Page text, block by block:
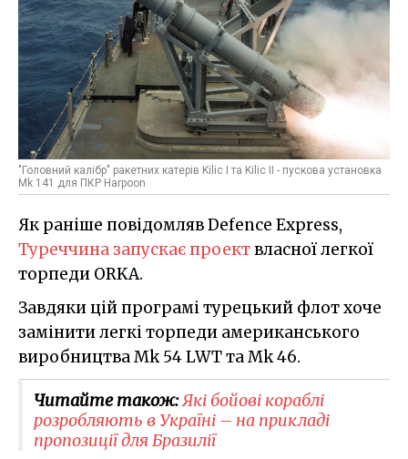
"Головний калібр" ракетних катерів Kilic I та Kilic II - пускова установка
Mk 141 для ПКР Harpoon
Як раніше повідомляв Defence Express,
Туреччина запускає проектвласної легкої
торпеди ORKA.
Завдяки цій програмі турецький флот хоче
замінити легкі торпеди американського
виробництва Mk 54 LWT та Мk 46.
Читайте також:Які бойові кораблі
розробляють в Україні – на прикладі
пропозиції для Бразилії